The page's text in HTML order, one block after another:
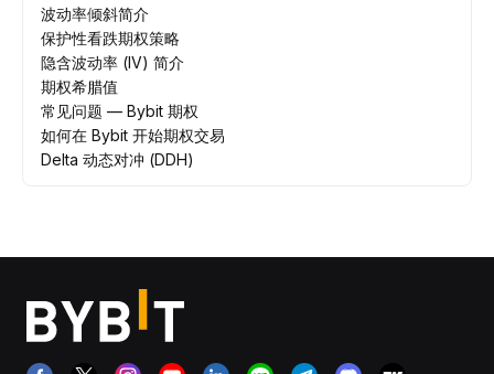
波动率倾斜简介
保护性看跌期权策略
隐含波动率 (IV) 简介
期权希腊值
常见问题 — Bybit 期权
如何在 Bybit 开始期权交易
Delta 动态对冲 (DDH)